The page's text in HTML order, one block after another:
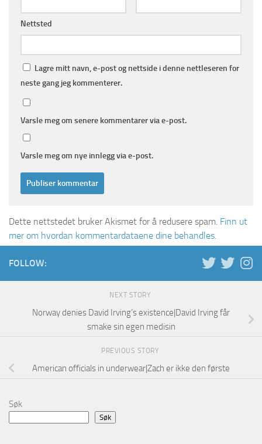
Nettsted
Lagre mitt navn, e-post og nettside i denne nettleseren for
neste gang jeg kommenterer.
Varsle meg om senere kommentarer via e-post.
Varsle meg om nye innlegg via e-post.
Dette nettstedet bruker Akismet for å redusere spam. Finn ut
mer om hvordan kommentardataene dine behandles.
FOLLOW:
NEXT STORY
Norway denies David Irving’s existence|David Irving får
smake sin egen medisin
PREVIOUS STORY
American officials in underwear|Zach er ikke den første
Søk
Søk